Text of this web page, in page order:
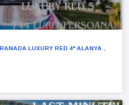
LUXURY RED 4* ALANYA ,